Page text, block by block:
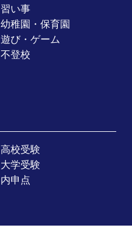
習い事
幼稚園・保育園
遊び・ゲーム
不登校
高校受験
大学受験
内申点